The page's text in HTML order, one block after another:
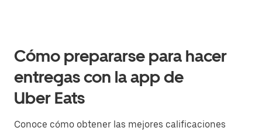
Cómo prepararse para hacer
entregas con la app de
Uber Eats
Conoce cómo obtener las mejores calificaciones